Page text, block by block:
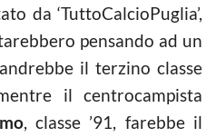
da ‘TuttoCalcioPuglia’,
pensando ad un
il terzino classe
il centrocampista
, classe ’91, farebbe il